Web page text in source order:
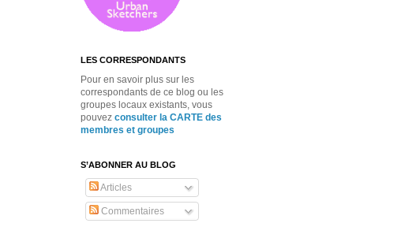
LES CORRESPONDANTS
Pour en savoir plus sur les
correspondants de ce blog ou les
groupes locaux existants, vous
pouvez consulter la CARTE des
membres et groupes
S’ABONNER AU BLOG
Articles
Commentaires